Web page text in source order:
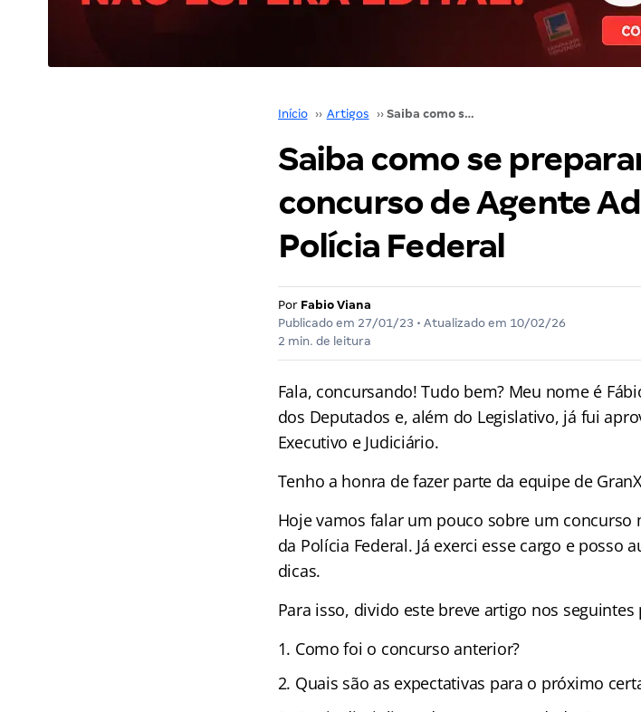
Início ›› Artigos ›› Saiba como se preparar para o próximo concurso de Agente Administrativo da Polícia Federal
Saiba como se
concurso de Agente
Polícia Federal
Por Fabio Viana
Publicado em 27/01/23 • Atualizado em 10/02/26
2 min. de leitura
Fala, concursando! Tudo bem? Meu nome é
dos Deputados e, além do Legislativo, já fui
Executivo e Judiciário.
Tenho a honra de fazer parte da equipe de
Hoje vamos falar um pouco sobre um
da Polícia Federal. Já exerci esse cargo e
dicas.
Para isso, divido este breve artigo nos seguintes
Como foi o concurso anterior?
Quais são as expectativas para o próximo